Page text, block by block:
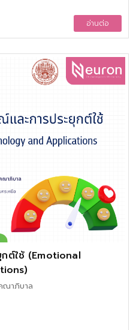
ยรับมือกับความคิดวนลูป เพื่อ
มเครียดและความท้าทายในยุค
อ่านต่อ
ต์ใช้ (Emotional
ณาภิบาล